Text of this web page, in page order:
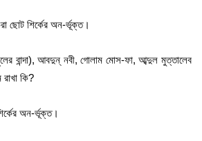
ছোট শির্কের অন-র্ভূক্ত।
বান্দা), আবদুন্‌ নবী, গোলাম মোস-ফা, আব্দুল মুত্তালেব
রাখা কি?
অন-র্ভূক্ত।